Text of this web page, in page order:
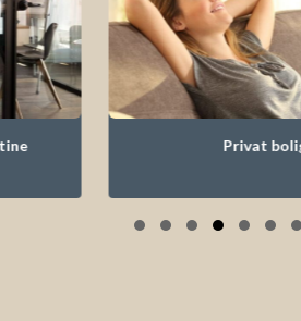
Privat bolig